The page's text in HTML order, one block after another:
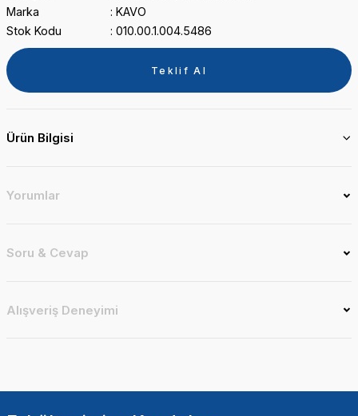
Marka
KAVO
Stok Kodu
010.00.1.004.5486
Teklif Al
Ürün Bilgisi
Yorumlar
Soru & Cevap
Alışveriş Deneyimi